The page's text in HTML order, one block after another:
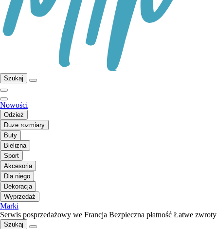
Szukaj
Nowości
Odzież
Duże rozmiary
Buty
Bielizna
Sport
Akcesoria
Dla niego
Dekoracja
Wyprzedaż
Marki
Serwis posprzedażowy we Francja Bezpieczna płatność Łatwe zwroty
Szukaj